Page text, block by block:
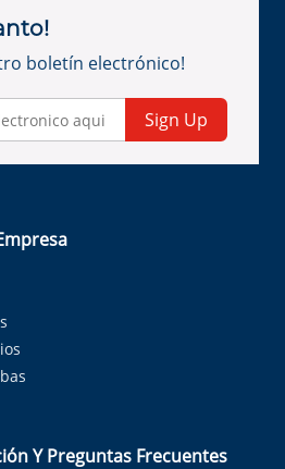
boletín electrónico!
Sign Up
Y Preguntas Frecuentes